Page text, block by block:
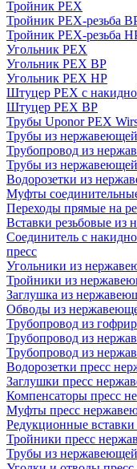
Тройник PEX
Тройник PEX-резьба
Тройник PEX-резьба
Угольник PEX
Угольник PEX ВР
Угольник PEX НР
Штуцер PEX c
Штуцер PEX ВР
Трубы Uponor PEX
Трубы из
Трубопровод из
Трубы из нержавеющей
Водорозетки из
Муфты
Переходы прямые на
Вставки резьбовые из
Соединитель с
пресс
Угольники из
Тройники из
Заглушка из
Обводы из
Трубопровод из
Трубопровод из
Трубопровод из
Водорозетки пресс
Заглушки пресс
Компенсаторы пресс
Муфты пресс
Редукционные
Тройники пресс
Трубы из нержавеющей